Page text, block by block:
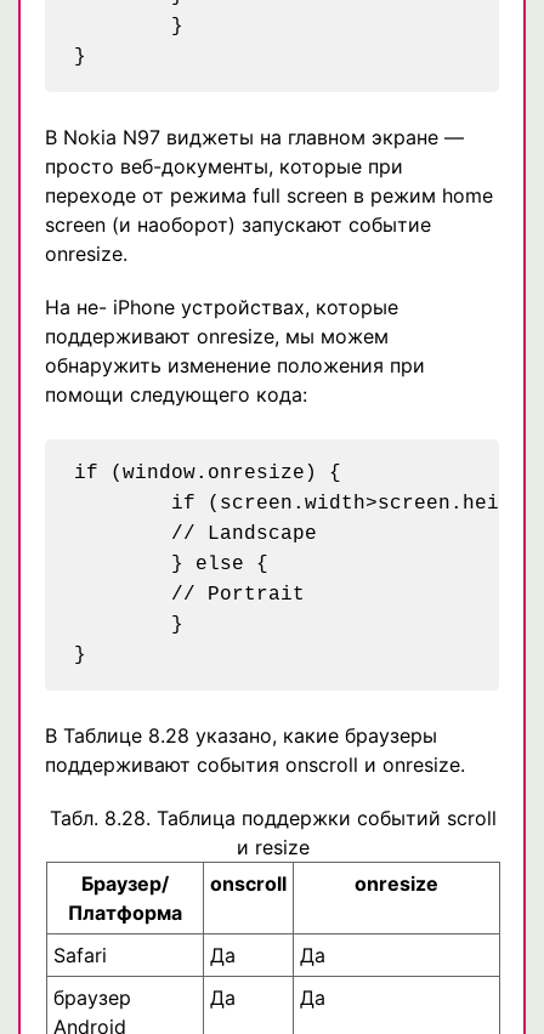
В Nokia N97 виджеты на главном экране —
просто веб-документы, которые при
переходе от режима full screen в режим home
screen (и наоборот) запускают событие
onresize.
На не- iPhone устройствах, которые
поддерживают onresize, мы можем
обнаружить изменение положения при
помощи следующего кода:
if (window.onresize) {
В Таблице 8.28 указано, какие браузеры
поддерживают события onscroll и onresize.
Табл. 8.28. Таблица поддержки событий scroll
и resize
Браузер/
Платформа
onscroll onresize
Safari Да
Да
браузер
Android
Да Да